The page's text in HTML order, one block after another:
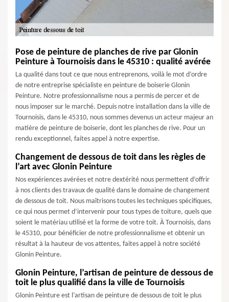
Pose de peinture de planches de rive par Glonin
Peinture à Tournoisis dans le 45310 : qualité avérée
La qualité dans tout ce que nous entreprenons, voilà le mot d’ordre
de notre entreprise spécialiste en peinture de boiserie Glonin
Peinture. Notre professionnalisme nous a permis de percer et de
nous imposer sur le marché. Depuis notre installation dans la ville de
Tournoisis, dans le 45310, nous sommes devenus un acteur majeur an
matière de peinture de boiserie, dont les planches de rive. Pour un
rendu exceptionnel, faites appel à notre expertise.
Changement de dessous de toit dans les règles de
l’art avec Glonin Peinture
Nos expériences avérées et notre dextérité nous permettent d’offrir
à nos clients des travaux de qualité dans le domaine de changement
de dessous de toit. Nous maîtrisons toutes les techniques spécifiques,
ce qui nous permet d’intervenir pour tous types de toiture, quels que
soient le matériau utilisé et la forme de votre toit. À Tournoisis, dans
le 45310, pour bénéficier de notre professionnalisme et obtenir un
résultat à la hauteur de vos attentes, faites appel à notre société
Glonin Peinture.
Glonin Peinture, l’artisan de peinture de dessous de
toit le plus qualifié dans la ville de Tournoisis
Glonin Peinture est l’artisan de peinture de dessous de toit le plus